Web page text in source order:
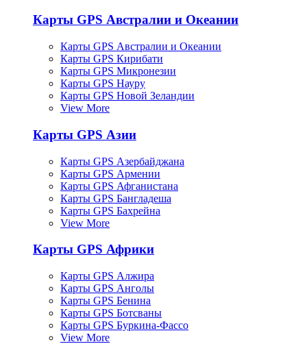
Карты GPS Австралии и Океании
Карты GPS Австралии и Океании
Карты GPS Кирибати
Карты GPS Микронезии
Карты GPS Науру
Карты GPS Новой Зеландии
View More
Карты GPS Азии
Карты GPS Азербайджана
Карты GPS Армении
Карты GPS Афганистана
Карты GPS Бангладеша
Карты GPS Бахрейна
View More
Карты GPS Африки
Карты GPS Алжира
Карты GPS Анголы
Карты GPS Бенина
Карты GPS Ботсваны
Карты GPS Буркина-Фассо
View More